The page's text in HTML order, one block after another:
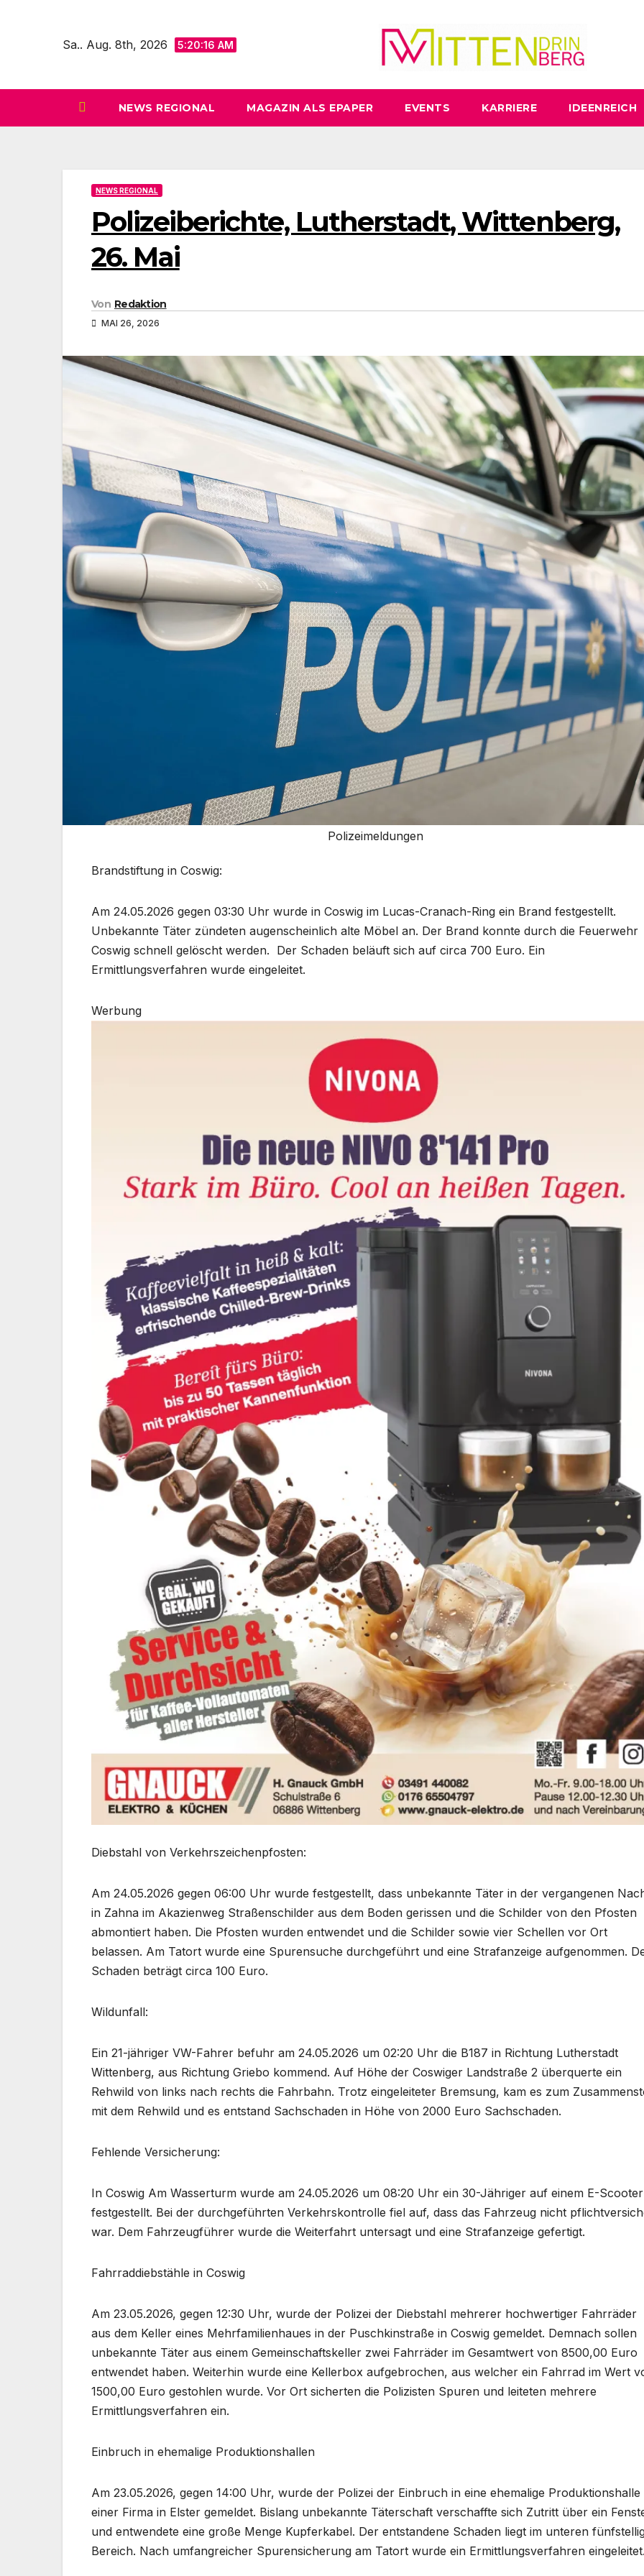
Sa.. Aug. 8th, 2026 5:20:18 AM
NEWS REGIONAL MAGAZIN ALS EPAPER EVENTS KARRIERE IDEENREICH
NEWS REGIONAL
Polizeiberichte, Lutherstadt, Wittenberg,
26. Mai
Von Redaktion
MAI 26, 2026
Polizeimeldungen
Brandstiftung in Coswig:
Am 24.05.2026 gegen 03:30 Uhr wurde in Coswig im Lucas-Cranach-Ring ein Brand festgestellt.
Unbekannte Täter zündeten augenscheinlich alte Möbel an. Der Brand konnte durch die Feuerwehr
Coswig schnell gelöscht werden. Der Schaden beläuft sich auf circa 700 Euro. Ein
Ermittlungsverfahren wurde eingeleitet.
Werbung
Diebstahl von Verkehrszeichenpfosten:
Am 24.05.2026 gegen 06:00 Uhr wurde festgestellt, dass unbekannte Täter in der vergangenen
in Zahna im Akazienweg Straßenschilder aus dem Boden gerissen und die Schilder von den Pfosten
abmontiert haben. Die Pfosten wurden entwendet und die Schilder sowie vier Schellen vor Ort
belassen. Am Tatort wurde eine Spurensuche durchgeführt und eine Strafanzeige aufgenommen.
Schaden beträgt circa 100 Euro.
Wildunfall:
Ein 21-jähriger VW-Fahrer befuhr am 24.05.2026 um 02:20 Uhr die B187 in Richtung Lutherstadt
Wittenberg, aus Richtung Griebo kommend. Auf Höhe der Coswiger Landstraße 2 überquerte ein
Rehwild von links nach rechts die Fahrbahn. Trotz eingeleiteter Bremsung, kam es zum
mit dem Rehwild und es entstand Sachschaden in Höhe von 2000 Euro Sachschaden.
Fehlende Versicherung:
In Coswig Am Wasserturm wurde am 24.05.2026 um 08:20 Uhr ein 30-Jähriger auf einem E-Scooter
festgestellt. Bei der durchgeführten Verkehrskontrolle fiel auf, dass das Fahrzeug nicht
war. Dem Fahrzeugführer wurde die Weiterfahrt untersagt und eine Strafanzeige gefertigt.
Fahrraddiebstähle in Coswig
Am 23.05.2026, gegen 12:30 Uhr, wurde der Polizei der Diebstahl mehrerer hochwertiger Fahrräder
aus dem Keller eines Mehrfamilienhaues in der Puschkinstraße in Coswig gemeldet. Demnach sollen
unbekannte Täter aus einem Gemeinschaftskeller zwei Fahrräder im Gesamtwert von 8500,00 Euro
entwendet haben. Weiterhin wurde eine Kellerbox aufgebrochen, aus welcher ein Fahrrad im Wert
1500,00 Euro gestohlen wurde. Vor Ort sicherten die Polizisten Spuren und leiteten mehrere
Ermittlungsverfahren ein.
Einbruch in ehemalige Produktionshallen
Am 23.05.2026, gegen 14:00 Uhr, wurde der Polizei der Einbruch in eine ehemalige Produktionshalle
einer Firma in Elster gemeldet. Bislang unbekannte Täterschaft verschaffte sich Zutritt über ein
und entwendete eine große Menge Kupferkabel. Der entstandene Schaden liegt im unteren
Bereich. Nach umfangreicher Spurensicherung am Tatort wurde ein Ermittlungsverfahren